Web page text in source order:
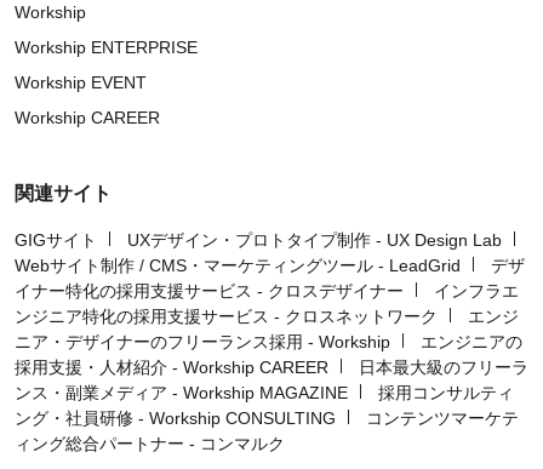
Workship
Workship ENTERPRISE
Workship EVENT
Workship CAREER
関連サイト
GIGサイト
UXデザイン・プロトタイプ制作 - UX Design Lab
Webサイト制作 / CMS・マーケティングツール - LeadGrid
デザ
イナー特化の採用支援サービス - クロスデザイナー
インフラエ
ンジニア特化の採用支援サービス - クロスネットワーク
エンジ
ニア・デザイナーのフリーランス採用 - Workship
エンジニアの
採用支援・人材紹介 - Workship CAREER
日本最大級のフリーラ
ンス・副業メディア - Workship MAGAZINE
採用コンサルティ
ング・社員研修 - Workship CONSULTING
コンテンツマーケテ
ィング総合パートナー - コンマルク